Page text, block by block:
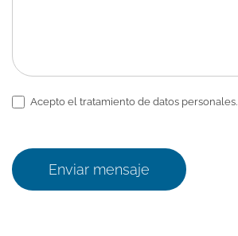
Acepto el tratamiento de datos personales.
Enviar mensaje